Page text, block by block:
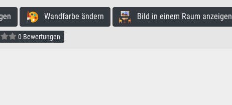
Wandfarbe ändern Bild in einem Raum anzeigen
0 Bewertungen